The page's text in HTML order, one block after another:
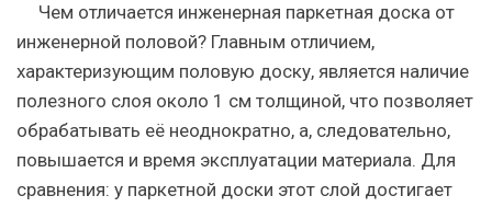
Чем отличается инженерная паркетная доска от
инженерной половой? Главным отличием,
характеризующим половую доску, является наличие
полезного слоя около 1 см толщиной, что позволяет
обрабатывать её неоднократно, а, следовательно,
повышается и время эксплуатации материала. Для
сравнения: у паркетной доски этот слой достигает